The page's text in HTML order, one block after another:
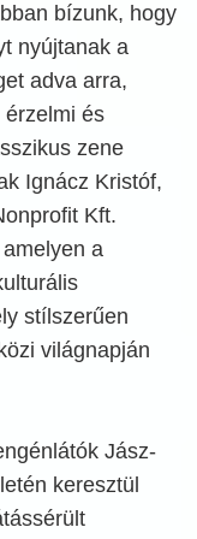
bízunk, hogy
nyújtanak a
adva arra,
érzelmi és
zene
Ignácz Kristóf,
Kft.
a
stílszerűen
világnapján
Jász-
keresztül